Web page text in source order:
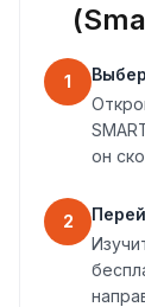
1
он
2